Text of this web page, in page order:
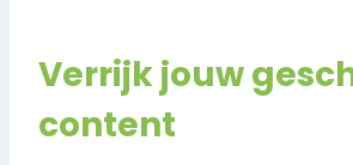
Verrijk jouw
content